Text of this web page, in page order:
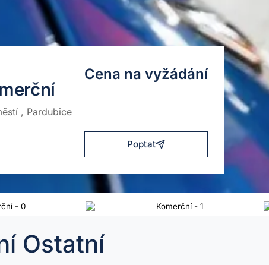
, Pardubice
Cena na vyžádání
Poptat
Ostatní